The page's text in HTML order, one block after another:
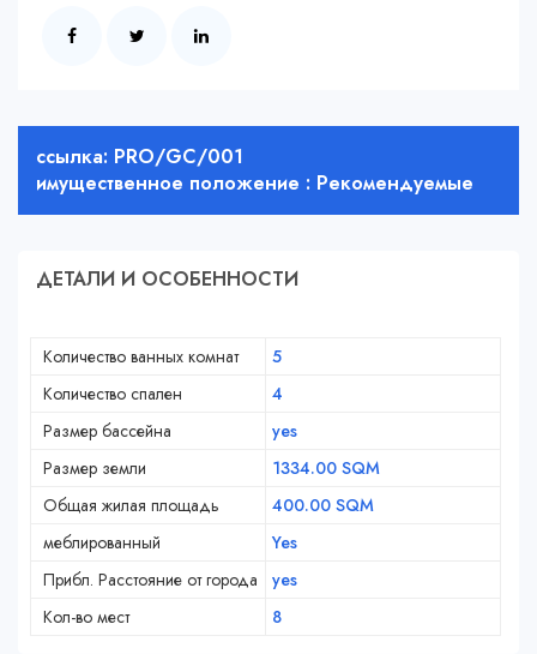
ссылка: PRO/GC/001
имущественное положение : Рекомендуемые
ДЕТАЛИ И ОСОБЕННОСТИ
Количество ванных комнат
5
Количество спален
4
Размер бассейна
yes
Размер земли
1334.00 SQM
Общая жилая площадь
400.00 SQM
меблированный
Yes
Прибл. Расстояние от города
yes
Кол-во мест
8